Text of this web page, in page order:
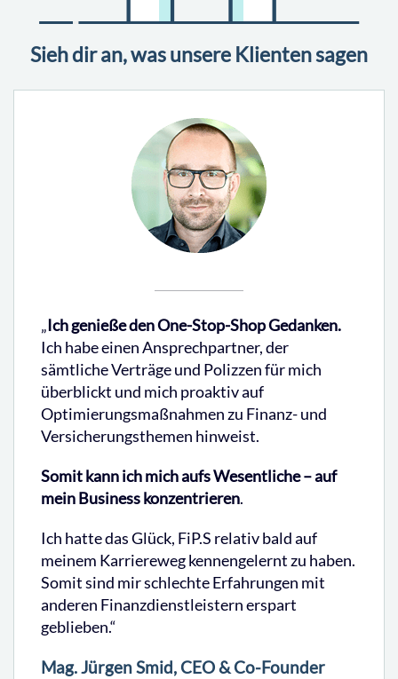
Sieh dir an, was unsere Klienten sagen
„Ich genieße den One-Stop-Shop Gedanken.
Ich habe einen Ansprechpartner, der
sämtliche Verträge und Polizzen für mich
überblickt und mich proaktiv auf
Optimierungsmaßnahmen zu Finanz- und
Versicherungsthemen hinweist.
Somit kann ich mich aufs Wesentliche – auf
mein Business konzentrieren.
Ich hatte das Glück, FiP.S relativ bald auf
meinem Karriereweg kennengelernt zu haben.
Somit sind mir schlechte Erfahrungen mit
anderen Finanzdienstleistern erspart
geblieben.“
Mag. Jürgen Smid, CEO & Co-Founder